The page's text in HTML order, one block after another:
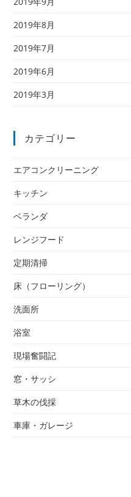
2019年8月
2019年7月
2019年6月
2019年3月
カテゴリー
エアコンクリーニング
キッチン
ベランダ
レンジフード
定期清掃
床（フローリング）
洗面所
浴室
現場奮闘記
窓・サッシ
草木の伐採
車庫・ガレージ